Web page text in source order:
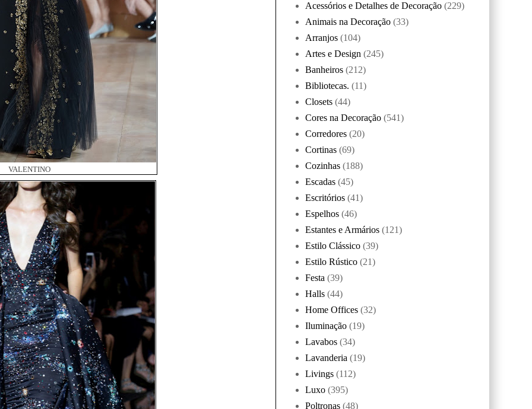
VALENTINO
Acessórios e Detalhes de Decoração (229)
Animais na Decoração (33)
Arranjos (104)
Artes e Design (245)
Banheiros (212)
Bibliotecas. (11)
Closets (44)
Cores na Decoração (541)
Corredores (20)
Cortinas (69)
Cozinhas (188)
Escadas (45)
Escritórios (41)
Espelhos (46)
Estantes e Armários (121)
Estilo Clássico (39)
Estilo Rústico (21)
Festa (39)
Halls (44)
Home Offices (32)
Iluminação (19)
Lavabos (34)
Lavanderia (19)
Livings (112)
Luxo (395)
Poltronas (48)